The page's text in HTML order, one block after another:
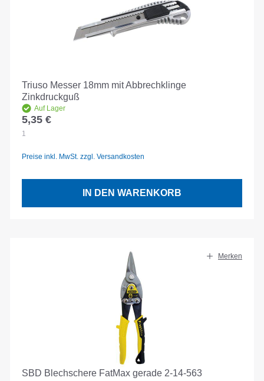
Triuso Messer 18mm mit Abbrechklinge
Zinkdruckguß
Auf Lager
Regulärer Preis:
5,35 €
1
Preise inkl. MwSt. zzgl. Versandkosten
IN DEN WARENKORB
Merken
SBD Blechschere FatMax gerade 2-14-563